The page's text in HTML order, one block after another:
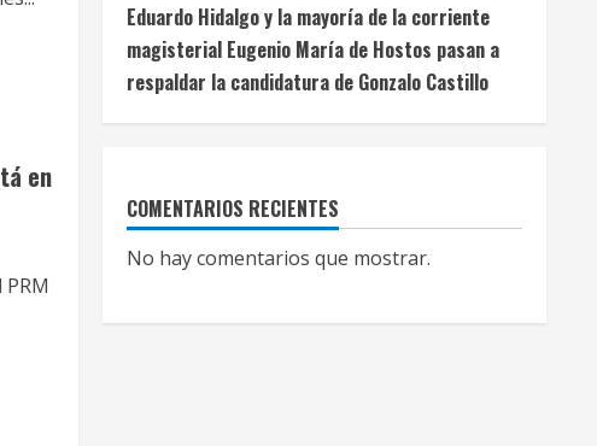
en
Eduardo Hidalgo y la mayoría de la corriente
magisterial Eugenio María de Hostos pasan a
respaldar la candidatura de Gonzalo Castillo
COMENTARIOS RECIENTES
No hay comentarios que mostrar.